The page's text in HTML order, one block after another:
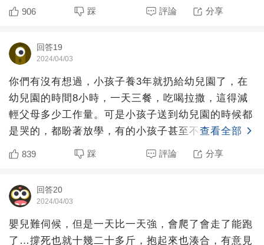
906 踩 評論 分享
回答19
2024/04/03
你們有沒有想過，小孩子養3年就扔給幼兒園了，在
幼兒園的時間8小時，一天三餐，吃喝拉撒，這得減
輕父母多少工作量。可是小孩子送到幼兒園的時候都
是哭的，都盼著放學，有的小孩子甚至不在幼兒園拉
屎，更甚至不說話
查看全部
839 踩 評論 分享
回答20
2024/04/03
嬰兒難伺候，但是一天比一天強，會爬了會走了能跑
了…撐死也就十幾二十多斤，抱起來也湊合，有意見